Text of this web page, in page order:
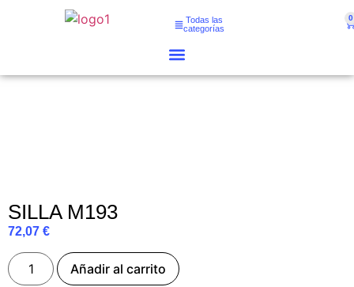
Todas las
categorías
0
SILLA M193
72,07 €
Añadir al carrito